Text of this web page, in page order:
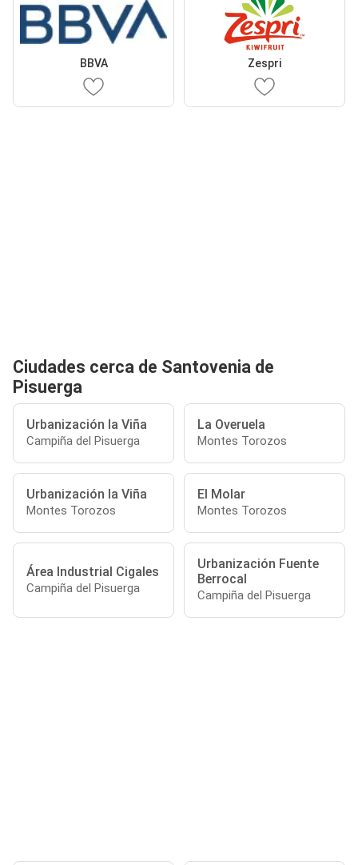
BBVA Zespri
Ciudades cerca de Santovenia de
Pisuerga
Urbanización la Viña
Campiña del Pisuerga
La Overuela
Montes Torozos
Urbanización la Viña
Montes Torozos
El Molar
Montes Torozos
Área Industrial Cigales
Campiña del Pisuerga
Urbanización Fuente
Berrocal
Campiña del Pisuerga